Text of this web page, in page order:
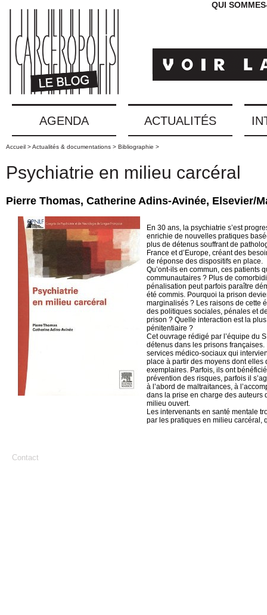
QUI
AGENDA ACTUALITÉS
Accueil >Actualités & documentations > Bibliographie >
Psychiatrie en milieu carcéral
Pierre Thomas, Catherine Adins-Avinée, Elsevier/
En 30 ans, la psychiatrie s’est
enrichie de nouvelles pratiques
plus de détenus souffrant de
France et d’Europe, créant des
de réponse des dispositifs en place.
Qu’ont-ils en commun, ces patients
communautaires ? Plus de
pénalisation peut parfois paraître
été commis. Pourquoi la prison
marginalisés ? Les raisons de cette
des politiques sociales, pénales et
prison ? Quelle interaction est la
pénitentiaire ?
Cet ouvrage rédigé par l’équipe du
détenus dans les prisons
services médico-sociaux qui
place à partir des moyens dont elles
exemplaires. Parfois, ils ont
prévention des risques, parfois il
à l’abord de maltraitances, à
dans la prise en charge des auteurs
milieu ouvert.
Les intervenants en santé mentale
par les pratiques en milieu carcéral,
Contact